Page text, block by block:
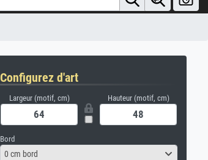
Configurez d'art
Largeur (motif, cm) Hauteur (motif, cm)
Bord
0 cm bord